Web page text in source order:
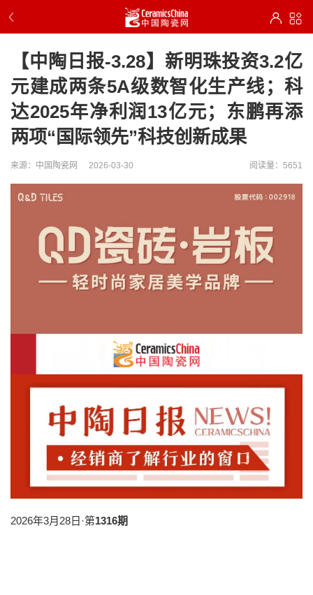
【中陶日报-3.28】新明珠投资3.2亿
元建成两条5A级数智化生产线；科
达2025年净利润13亿元；东鹏再添
两项“国际领先”科技创新成果
来源：中国陶瓷网 2026-03-30 阅读量：5651
2026年3月28日·第1316期